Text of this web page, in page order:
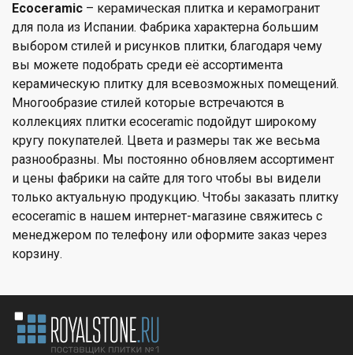
Ecoceramic – керамическая плитка и керамогранит
для пола из Испании. Фабрика характерна большим
выбором стилей и рисунков плитки, благодаря чему
вы можете подобрать среди её ассортимента
керамическую плитку для всевозможных помещений.
Многообразие стилей которые встречаются в
коллекциях плитки ecoceramic подойдут широкому
кругу покупателей. Цвета и размеры так же весьма
разнообразны. Мы постоянно обновляем ассортимент
и цены фабрики на сайте для того чтобы вы видели
только актуальную продукцию. Чтобы заказать плитку
ecoceramic в нашем интернет-магазине свяжитесь с
менеджером по телефону или оформите заказ через
корзину.